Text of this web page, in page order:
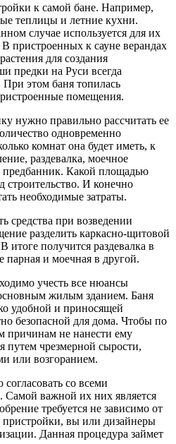
к самой бане. Например,
теплицы и летние кухни.
случае используется для их
пристроенных к сауне верандах
для создания
предки на Руси всегда
При этом баня топилась
помещения.
нужно правильно рассчитать ее
одновременно
комнат она будет иметь, к
раздевалка, моечное
предбанник. Какой площадью
строительство. И конечно
необходимые затраты.
средства при возведении
разделить каркасно-щитовой
итоге получится раздевалка в
и моечная в другой.
учесть все нюансы
жилым зданием. Баня
удобной и приносящей
безопасной для дома. Чтобы по
причинам не нанести ему
чрезмерной сырости,
или возгоранием.
со всеми
важной их них является
требуется не зависимо от
пристройки, вы или дизайнеры
Данная процедура займет